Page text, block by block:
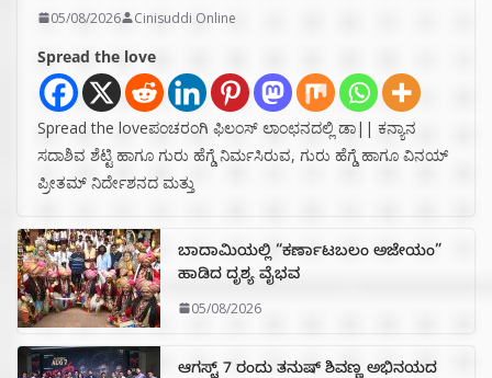
05/08/2026 Cinisuddi Online
Spread the love
Spread the loveಪಂಚರಂಗಿ ಫಿಲಂಸ್ ಲಾಂಛನದಲ್ಲಿ ಡಾ|| ಕನ್ಯಾನ
ಸದಾಶಿವ ಶೆಟ್ಟಿ ಹಾಗೂ ಗುರು ಹೆಗ್ಡೆ ನಿರ್ಮಸಿರುವ, ಗುರು ಹೆಗ್ಡೆ ಹಾಗೂ ವಿನಯ್
ಪ್ರೀತಮ್ ನಿರ್ದೇಶನದ ಮತ್ತು
ಬಾದಾಮಿಯಲ್ಲಿ “ಕರ್ಣಾಟಬಲಂ ಅಜೇಯಂ”
ಹಾಡಿದ ದೃಶ್ಯ ವೈಭವ
05/08/2026
ಆಗಸ್ಟ್ 7 ರಂದು ತನುಷ್ ಶಿವಣ್ಣ ಅಭಿನಯದ